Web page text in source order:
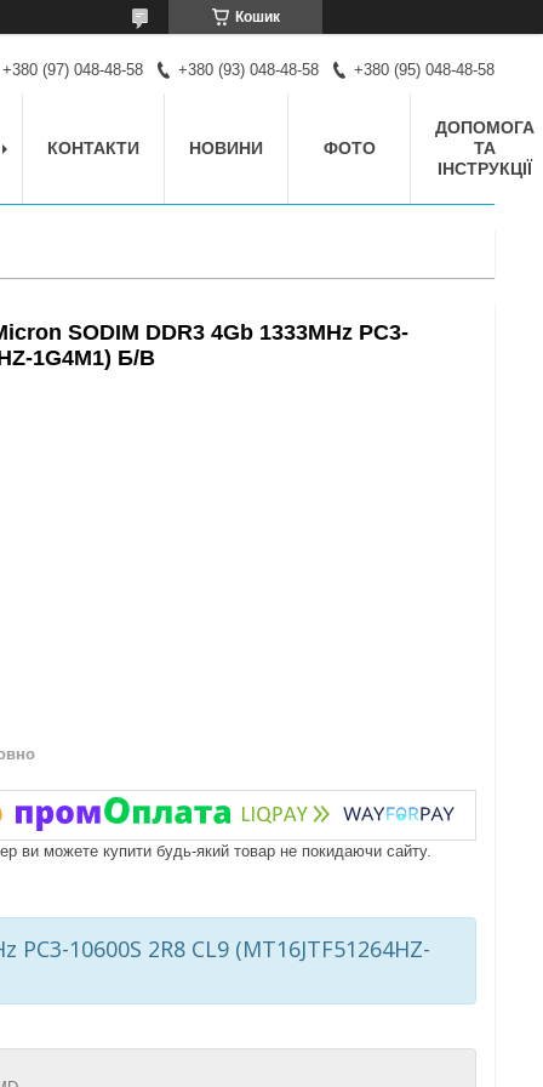
Кошик
+380 (97) 048-48-58 +380 (93) 048-48-58 +380 (95) 048-48-58
КОНТАКТИ НОВИНИ ФОТО
ДОПОМОГА
ТА
ІНСТРУКЦІЇ
SODIM DDR3 4Gb 1333MHz PC3-
1G4M1) Б/В
ви можете купити будь-який товар не покидаючи сайту.
10600S 2R8 CL9 (MT16JTF51264HZ-